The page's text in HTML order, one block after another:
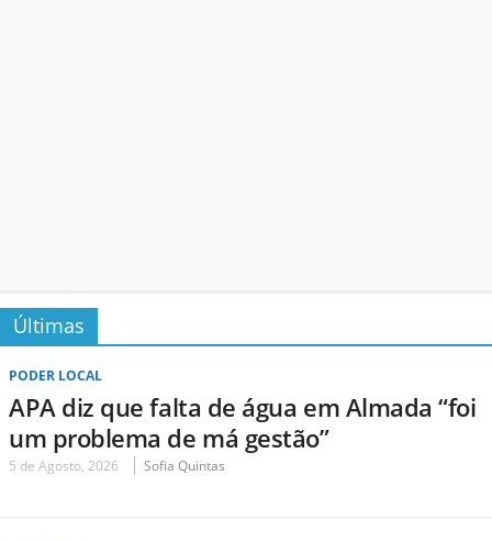
Últimas
PODER LOCAL
APA diz que falta de água em Almada “foi
um problema de má gestão”
5 de Agosto, 2026 Sofia Quintas